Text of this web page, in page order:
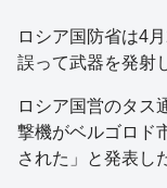
ロシア国防省は4
誤って武器を発射
ロシア国営のタス
撃機がベルゴロド
された」と発表し